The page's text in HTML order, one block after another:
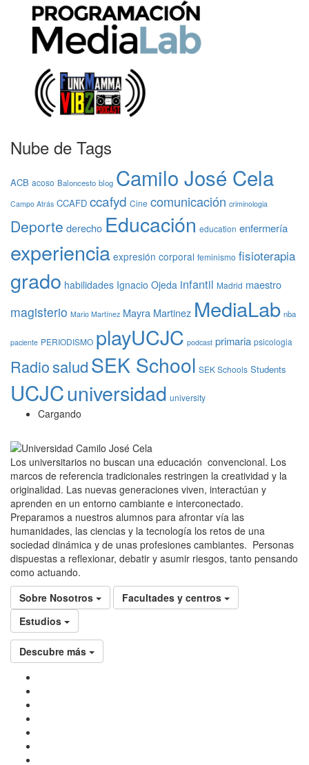
Nube de Tags
ACB acoso Baloncesto blog Camilo José Cela
Campo Atrás CCAFD ccafyd Cine comunicación criminologia
Deporte derecho Educación education enfermería
experiencia expresión corporal feminismo fisioterapia
grado habilidades Ignacio Ojeda infantil Madrid maestro
magisterio Mario Martínez Mayra Martinez MediaLab nba
paciente PERIODISMO playUCJC podcast primaria psicologia
RadiosaludSEK School SEK Schools Students
UCJCuniversidad university
Cargando
Los universitarios no buscan una educación convencional. Los
marcos de referencia tradicionales restringen la creatividad y la
originalidad. Las nuevas generaciones viven, interactúan y
aprenden en un entorno cambiante e interconectado.
Preparamos a nuestros alumnos para afrontar vía las
humanidades, las ciencias y la tecnología los retos de una
sociedad dinámica y de unas profesiones cambiantes. Personas
dispuestas a reflexionar, debatir y asumir riesgos, tanto pensando
como actuando.
Sobre Nosotros
Facultades y centros
Estudios
Descubre más